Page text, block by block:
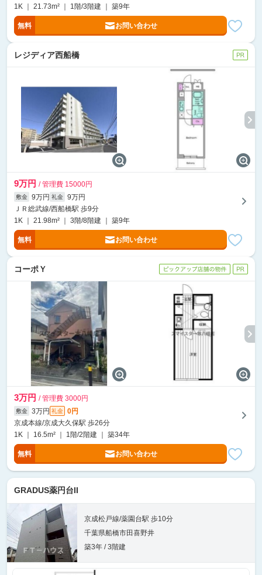
1K ｜ 21.73m² ｜ 1階/3階建 ｜ 築9年
無料 お問い合わせ
レジディア西船橋
9万円 / 管理費 15000円
敷金 9万円 礼金
9万円
ＪＲ総武線/西船橋駅 歩9分
1K ｜ 21.98m² ｜ 3階/8階建 ｜ 築9年
無料 お問い合わせ
コーポＹ
3万円 / 管理費 3000円
敷金 3万円 礼金
0円
京成本線/京成大久保駅 歩26分
1K ｜ 16.5m² ｜ 1階/2階建 ｜ 築34年
無料 お問い合わせ
GRADUS薬円台II
京成松戸線/薬園台駅 歩10分
千葉県船橋市田喜野井
築3年 / 3階建